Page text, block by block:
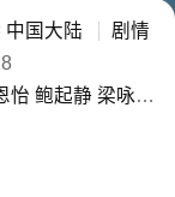
中国大陆
剧情
怡 鲍起静 梁咏琪